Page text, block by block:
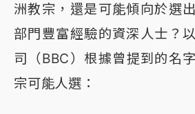
洲教宗，還是可能傾向於選
部門豐富經驗的資深人士？
司（BBC）根據曾提到的名
宗可能人選：